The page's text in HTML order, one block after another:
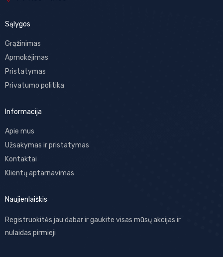
Sąlygos
Grąžinimas
Apmokėjimas
Pristatymas
Privatumo politika
Informacija
Apie mus
Užsakymas ir pristatymas
Kontaktai
Klientų aptarnavimas
Naujienlaiškis
Registruokitės jau dabar ir gaukite visas mūsų akcijas ir
nulaidas pirmieji